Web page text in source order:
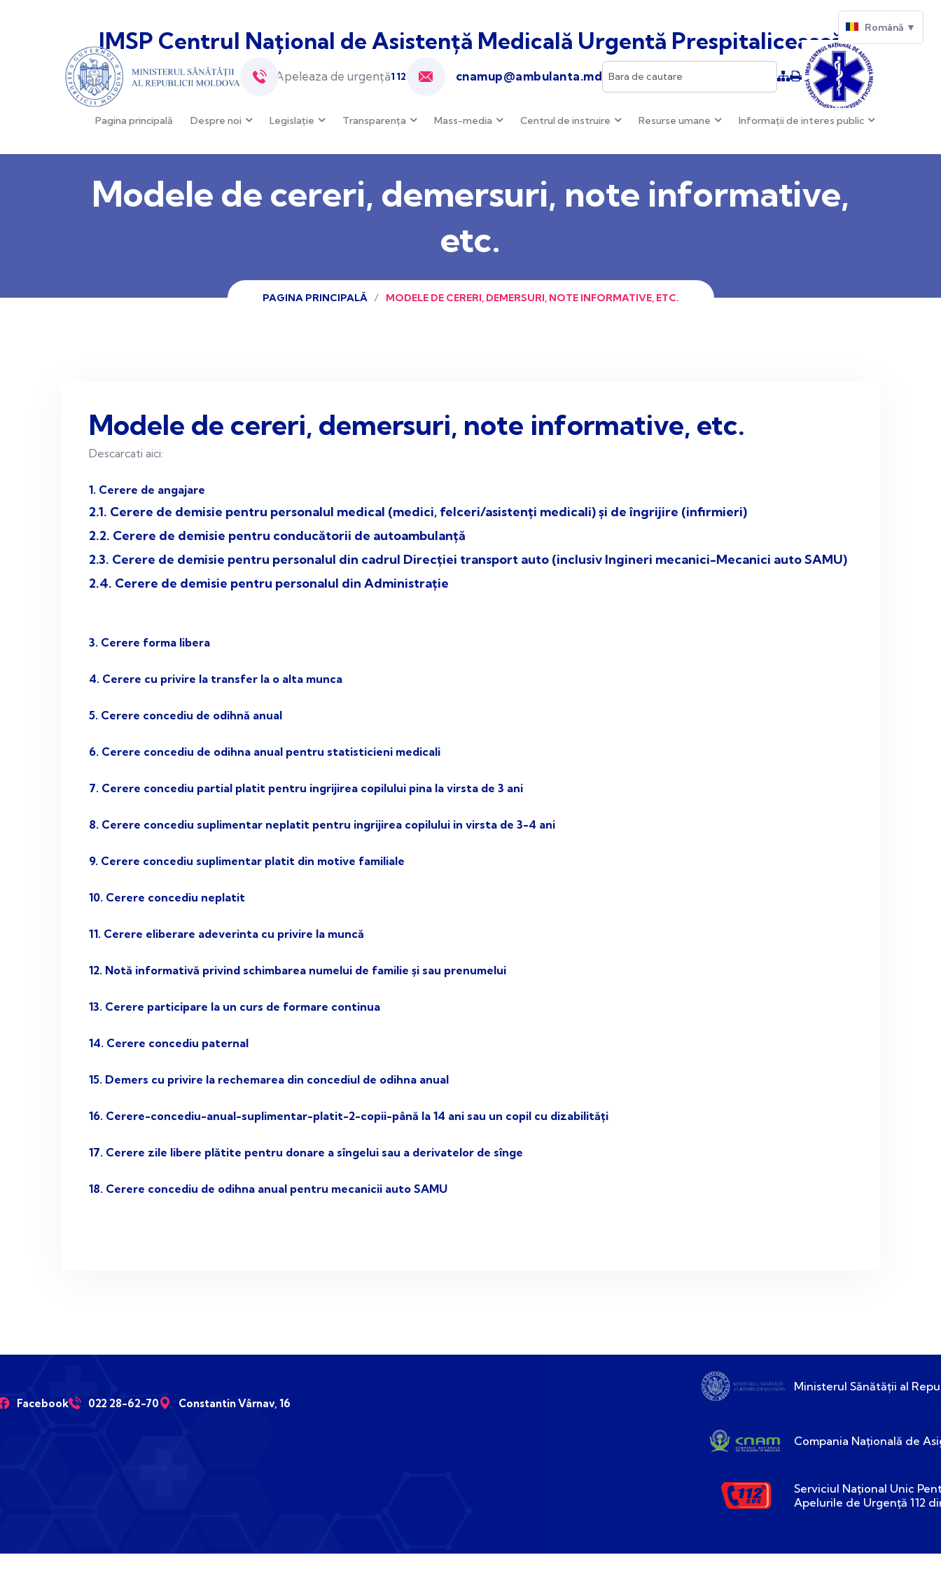
IMSP Centrul Național de Asistență Medicală Urgentă Prespitalicească
Apeleaza de urgență112 cnamup@ambulanta.md
Română ▼
Pagina principală Despre noi Legislație Transparența Mass-media Centrul de instruire Resurse umane Informații de interes public
Modele de cereri, demersuri, note informative,
etc.
PAGINA PRINCIPALĂ MODELE DE CERERI, DEMERSURI, NOTE INFORMATIVE, ETC.
Modele de cereri, demersuri, note informative, etc.
Descarcati aici:
1. Cerere de angajare
2.1. Cerere de demisie pentru personalul medical (medici, felceri/asistenți medicali) și de îngrijire (infirmieri)
2.2. Cerere de demisie pentru conducătorii de autoambulanță
2.3. Cerere de demisie pentru personalul din cadrul Direcției transport auto (inclusiv Ingineri mecanici-Mecanici auto SAMU)
2.4. Cerere de demisie pentru personalul din Administrație
3. Cerere forma libera
4. Cerere cu privire la transfer la o alta munca
5. Cerere concediu de odihnă anual
6. Cerere concediu de odihna anual pentru statisticieni medicali
7. Cerere concediu partial platit pentru ingrijirea copilului pina la virsta de 3 ani
8. Cerere concediu suplimentar neplatit pentru ingrijirea copilului in virsta de 3-4 ani
9. Cerere concediu suplimentar platit din motive familiale
10. Cerere concediu neplatit
11. Cerere eliberare adeverinta cu privire la muncă
12. Notă informativă privind schimbarea numelui de familie și sau prenumelui
13. Cerere participare la un curs de formare continua
14. Cerere concediu paternal
15. Demers cu privire la rechemarea din concediul de odihna anual
16. Cerere-concediu-anual-suplimentar-platit-2-copii-până la 14 ani sau un copil cu dizabilități
17. Cerere zile libere plătite pentru donare a sîngelui sau a derivatelor de sînge
18. Cerere concediu de odihna anual pentru mecanicii auto SAMU
Facebook 022 28-62-70 Constantin Vârnav, 16
Ministerul Sănătății al
Compania Națională de
Serviciul Naţional Unic
Apelurile de Urgenţă 112